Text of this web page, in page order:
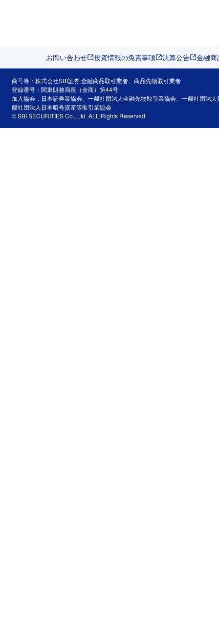
お問い合わせ 投資情報の免責事項 決算公告 金融
商号等：株式会社SBI証券 金融商品取引業者、商品先物取引業者
登録番号：関東財務局長（金商）第44号
加入協会：日本証券業協会、一般社団法人金融先物取引業協会、一般社団法
般社団法人日本暗号資産等取引業協会
© SBI SECURITIES Co., Ltd. ALL Rights Reserved.